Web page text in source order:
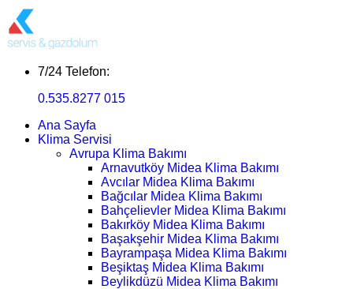
7/24 Telefon:
0.535.8277 015
Ana Sayfa
Klima Servisi
Avrupa Klima Bakımı
Arnavutköy Midea Klima Bakımı
Avcılar Midea Klima Bakımı
Bağcılar Midea Klima Bakımı
Bahçelievler Midea Klima Bakımı
Bakırköy Midea Klima Bakımı
Başakşehir Midea Klima Bakımı
Bayrampaşa Midea Klima Bakımı
Beşiktaş Midea Klima Bakımı
Beylikdüzü Midea Klima Bakımı